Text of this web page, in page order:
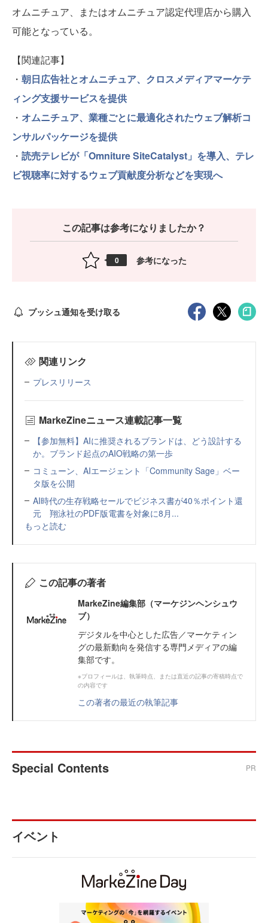
オムニチュア、またはオムニチュア認定代理店から購入
可能となっている。
【関連記事】
・ 朝日広告社とオムニチュア、クロスメディアマーケテ
ィング支援サービスを提供
・ オムニチュア、業種ごとに最適化されたウェブ解析コ
ンサルパッケージを提供
・ 読売テレビが「Omniture SiteCatalyst」を導入、テレ
ビ視聴率に対するウェブ貢献度分析などを実現へ
この記事は参考になりましたか？
0 参考になった
プッシュ通知を受け取る
関連リンク
プレスリリース
MarkeZineニュース連載記事一覧
【参加無料】AIに推奨されるブランドは、どう設計する
か。ブランド起点のAIO戦略の第一歩
コミューン、AIエージェント「Community Sage」ベー
タ版を公開
AI時代の生存戦略セールでビジネス書が40％ポイント還
元 翔泳社のPDF版電書を対象に8月...
もっと読む
この記事の著者
MarkeZine編集部（マーケジンヘンシュウ
ブ）
デジタルを中心とした広告／マーケティン
グの最新動向を発信する専門メディアの編
集部です。
※プロフィールは、執筆時点、または直近の記事の寄稿時点で
の内容です
この著者の最近の執筆記事
Special Contents PR
イベント